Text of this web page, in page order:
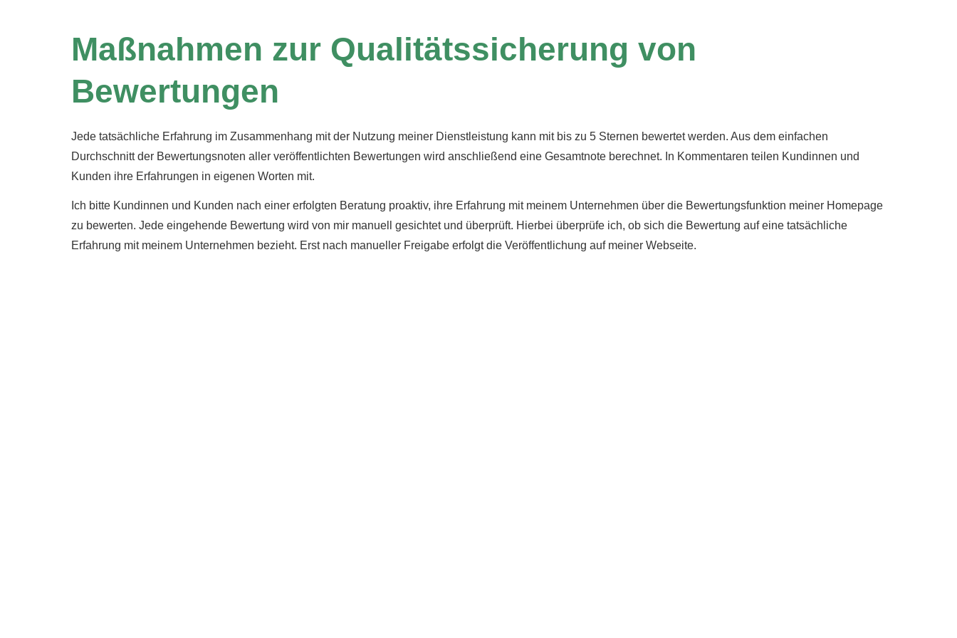
Maßnahmen zur Qualitätssicherung von
Bewertungen
Jede tatsächliche Erfahrung im Zusammenhang mit der Nutzung meiner Dienstleistung kann mit bis zu 5 Sternen bewertet werden. Aus dem einfachen
Durchschnitt der Bewertungsnoten aller veröffentlichten Bewertungen wird anschließend eine Gesamtnote berechnet. In Kommentaren teilen Kundinnen und
Kunden ihre Erfahrungen in eigenen Worten mit.
Ich bitte Kundinnen und Kunden nach einer erfolgten Beratung proaktiv, ihre Erfahrung mit meinem Unternehmen über die Bewertungsfunktion meiner Homepage
zu bewerten. Jede eingehende Bewertung wird von mir manuell gesichtet und überprüft. Hierbei überprüfe ich, ob sich die Bewertung auf eine tatsächliche
Erfahrung mit meinem Unternehmen bezieht. Erst nach manueller Freigabe erfolgt die Veröffentlichung auf meiner Webseite.